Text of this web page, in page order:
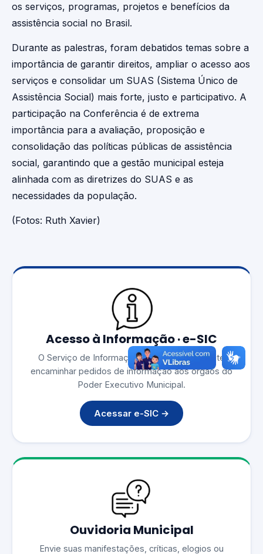
os serviços, programas, projetos e benefícios da
assistência social no Brasil.
Durante as palestras, foram debatidos temas sobre a
importância de garantir direitos, ampliar o acesso aos
serviços e consolidar um SUAS (Sistema Único de
Assistência Social) mais forte, justo e participativo. A
participação na Conferência é de extrema
importância para a avaliação, proposição e
consolidação das políticas públicas de assistência
social, garantindo que a gestão municipal esteja
alinhada com as diretrizes do SUAS e as
necessidades da população.
(Fotos: Ruth Xavier)
Acesso à Informação · e-SIC
O Serviço de Informações ao Cidadão permite
encaminhar pedidos de informação aos órgãos do
Poder Executivo Municipal.
Acessar e-SIC →
Ouvidoria Municipal
Envie suas manifestações, críticas, elogios ou